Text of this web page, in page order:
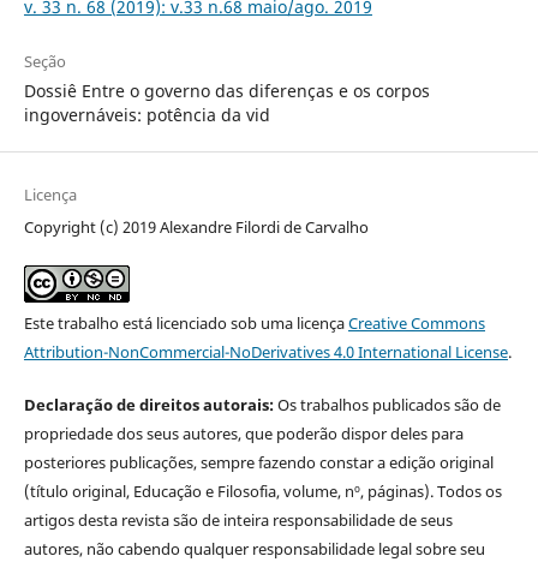
v. 33 n. 68 (2019): v.33 n.68 maio/ago. 2019
Seção
Dossiê Entre o governo das diferenças e os corpos
ingovernáveis: potência da vid
Licença
Copyright (c) 2019 Alexandre Filordi de Carvalho
Este trabalho está licenciado sob uma licençaCreative Commons
Attribution-NonCommercial-NoDerivatives 4.0 International License.
Declaração de direitos autorais:Os trabalhos publicados são de
propriedade dos seus autores, que poderão dispor deles para
posteriores publicações, sempre fazendo constar a edição original
(título original, Educação e Filosofia, volume, nº, páginas). Todos os
artigos desta revista são de inteira responsabilidade de seus
autores, não cabendo qualquer responsabilidade legal sobre seu